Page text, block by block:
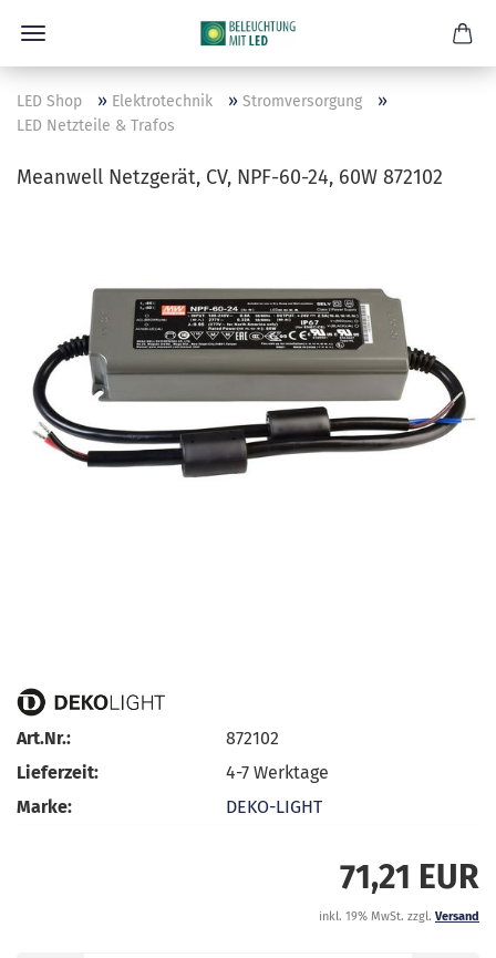
LED Shop » Elektrotechnik » Stromversorgung »
LED Netzteile & Trafos
Meanwell Netzgerät, CV, NPF-60-24, 60W 872102
Art.Nr.:
872102
Lieferzeit:
4-7 Werktage
Marke:
DEKO-LIGHT
71,21 EUR
inkl. 19% MwSt. zzgl. Versand